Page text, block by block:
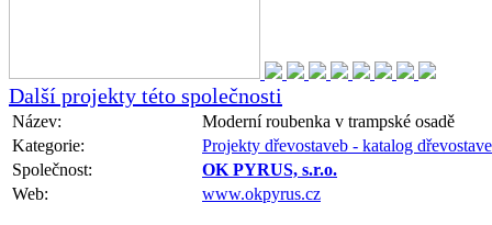
Další projekty této společnosti
Název:
Moderní roubenka v trampské osadě
Kategorie:
Projekty dřevostaveb - katalog
Společnost:
OK PYRUS, s.r.o.
Web:
www.okpyrus.cz